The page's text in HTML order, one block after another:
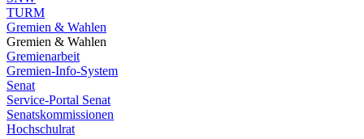
TURM
Gremien & Wahlen
Gremien & Wahlen
Gremienarbeit
Gremien-Info-System
Senat
Service-Portal Senat
Senatskommissionen
Hochschulrat